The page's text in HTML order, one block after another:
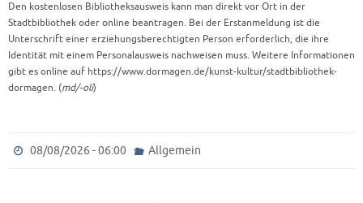
Den kostenlosen Bibliotheksausweis kann man direkt vor Ort in der
Stadtbibliothek oder online beantragen. Bei der Erstanmeldung ist die
Unterschrift einer erziehungsberechtigten Person erforderlich, die ihre
Identität mit einem Personalausweis nachweisen muss. Weitere Informationen
gibt es online auf https://www.dormagen.de/kunst-kultur/stadtbibliothek-
dormagen. (md/-oli)
08/08/2026 - 06:00 Allgemein